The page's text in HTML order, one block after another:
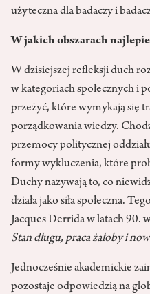
użyteczna dla badaczy i
W jakich obszarach
W dzisiejszej refleksji duch
w kategoriach społecznych i
przeżyć, które wymykają się
porządkowania wiedzy.
przemocy politycznej
formy wykluczenia, które
Duchy nazywają to, co
działa jako siła społeczna.
Jacques Derrida w latach 90.
Stan długu, praca żałoby i
Jednocześnie akademickie
pozostaje odpowiedzią na